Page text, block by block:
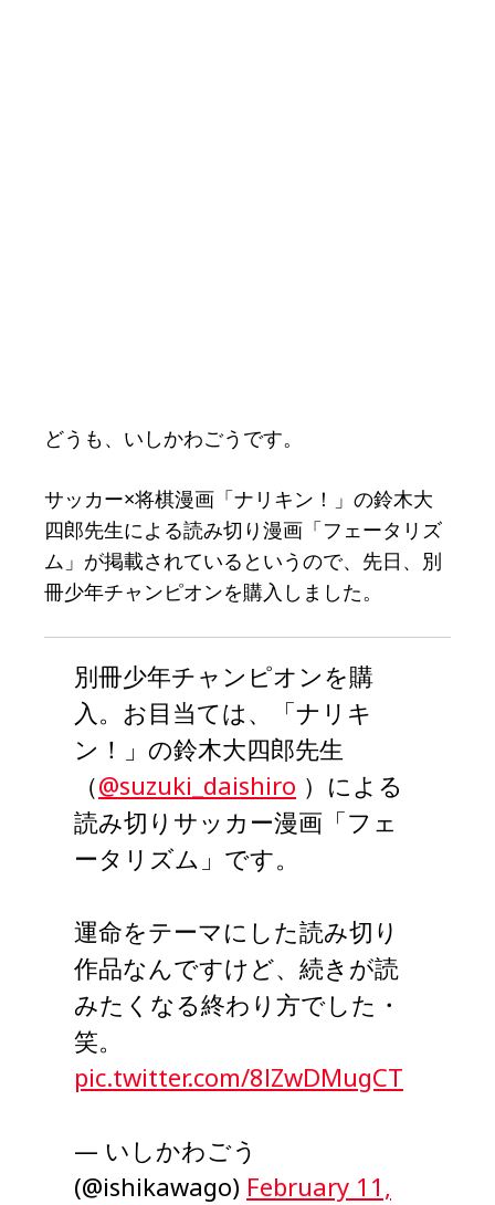
どうも、いしかわごうです。
サッカー×将棋漫画「ナリキン！」の鈴木大
四郎先生による読み切り漫画「フェータリズ
ム」が掲載されているというので、先日、別
冊少年チャンピオンを購入しました。
別冊少年チャンピオンを購
入。お目当ては、「ナリキ
ン！」の鈴木大四郎先生
（@suzuki_daishiro ）による
読み切りサッカー漫画「フェ
ータリズム」です。
運命をテーマにした読み切り
作品なんですけど、続きが読
みたくなる終わり方でした・
笑。
pic.twitter.com/8lZwDMugCT
— いしかわごう
(@ishikawago) February 11,